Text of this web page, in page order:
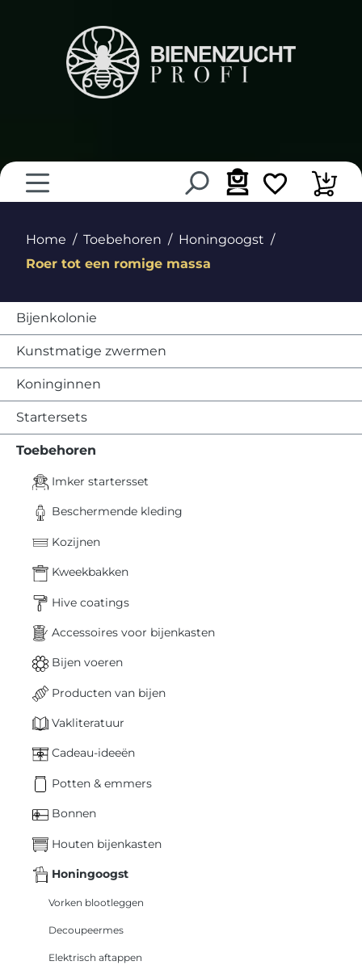
Home Toebehoren
Honingoogst
Roer tot een romige massa
Bijenkolonie
Kunstmatige zwermen
Koninginnen
Startersets
Toebehoren
Imker startersset
Beschermende kleding
Kozijnen
Kweekbakken
Hive coatings
Accessoires voor bijenkasten
Bijen voeren
Producten van bijen
Vakliteratuur
Cadeau-ideeën
Potten & emmers
Bonnen
Houten bijenkasten
Honingoogst
Vorken blootleggen
Decoupeermes
Elektrisch aftappen